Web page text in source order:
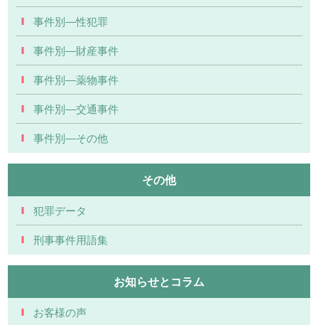
事件別―性犯罪
事件別―財産事件
事件別―薬物事件
事件別―交通事件
事件別―その他
その他
犯罪データ
刑事事件用語集
お知らせとコラム
お客様の声